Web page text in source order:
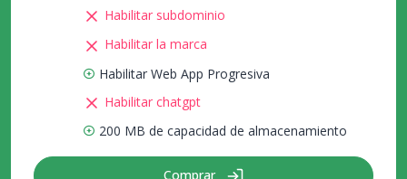
Habilitar subdominio
Habilitar la marca
Habilitar Web App Progresiva
Habilitar chatgpt
200 MB de capacidad de almacenamiento
Comprar